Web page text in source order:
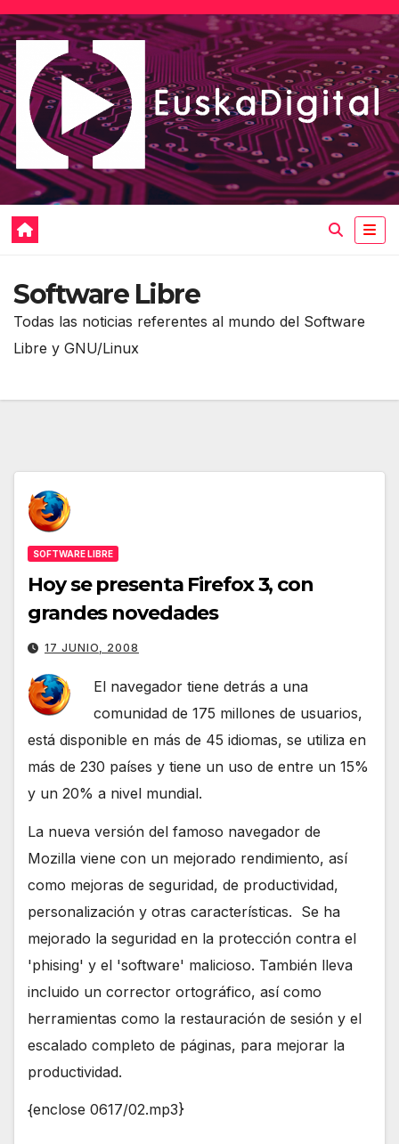
Saltar
al
contenido
Software Libre
Todas las noticias referentes al mundo del Software
Libre y GNU/Linux
SOFTWARE LIBRE
Hoy se presenta Firefox 3, con
grandes novedades
17 JUNIO, 2008
El navegador tiene detrás a una
comunidad de 175 millones de usuarios,
está disponible en más de 45 idiomas, se utiliza en
más de 230 países y tiene un uso de entre un 15%
y un 20% a nivel mundial.
La nueva versión del famoso navegador de
Mozilla viene con un mejorado rendimiento, así
como mejoras de seguridad, de productividad,
personalización y otras características. Se ha
mejorado la seguridad en la protección contra el
'phising' y el 'software' malicioso. También lleva
incluido un corrector ortográfico, así como
herramientas como la restauración de sesión y el
escalado completo de páginas, para mejorar la
productividad.
{enclose 0617/02.mp3}